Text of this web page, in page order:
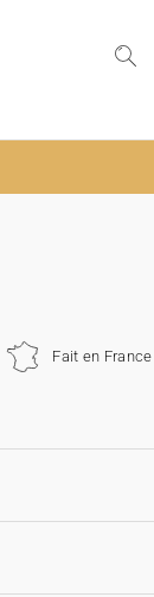
Fait en France